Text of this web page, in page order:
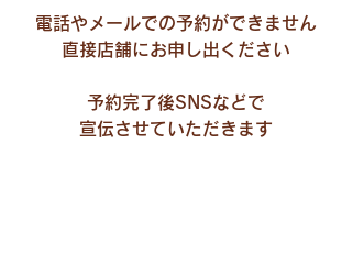
電話やメールでの予約ができません
直接店舗にお申し出ください
​予約完了後SNSなどで
宣伝させていただきます